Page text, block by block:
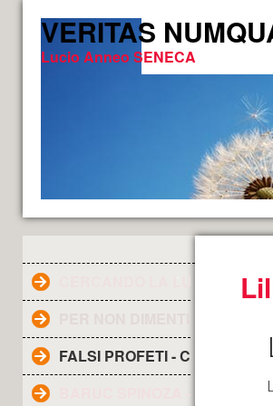
VERITAS
Lucio Anneo SENECA
CERCANDO LA LUCE DELLA
FALSI PROFETI - CHI SONO ?
BARUC SPINOZA - Filosofo